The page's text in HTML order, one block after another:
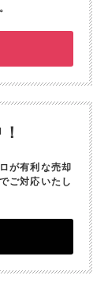
が有利な売却
ご対応いたし